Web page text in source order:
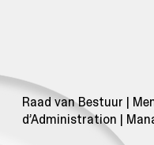
Raad van Bestuur |
d’Administration |